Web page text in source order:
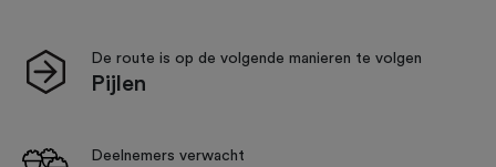
De route is op de volgende manieren te volgen
Pijlen
Deelnemers verwacht